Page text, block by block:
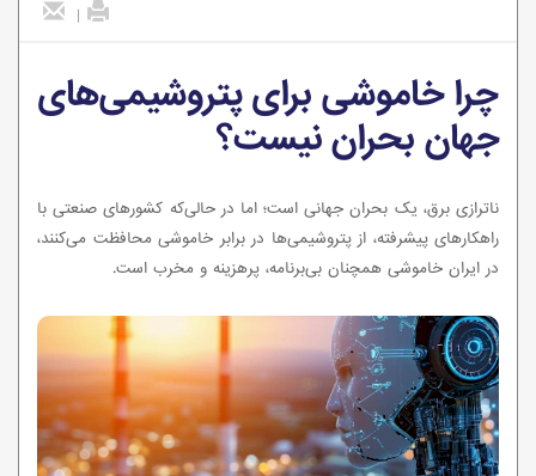
|
چرا خاموشی برای پتروشیمی‌های
جهان بحران نیست؟
ناترازی برق، یک بحران جهانی است؛ اما در حالی‌که کشورهای صنعتی با
راهکارهای پیشرفته، از پتروشیمی‌ها در برابر خاموشی محافظت می‌کنند،
در ایران خاموشی همچنان بی‌برنامه، پرهزینه و مخرب است.